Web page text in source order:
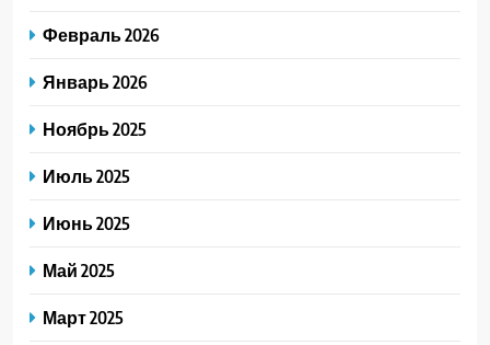
Февраль 2026
Январь 2026
Ноябрь 2025
Июль 2025
Июнь 2025
Май 2025
Март 2025